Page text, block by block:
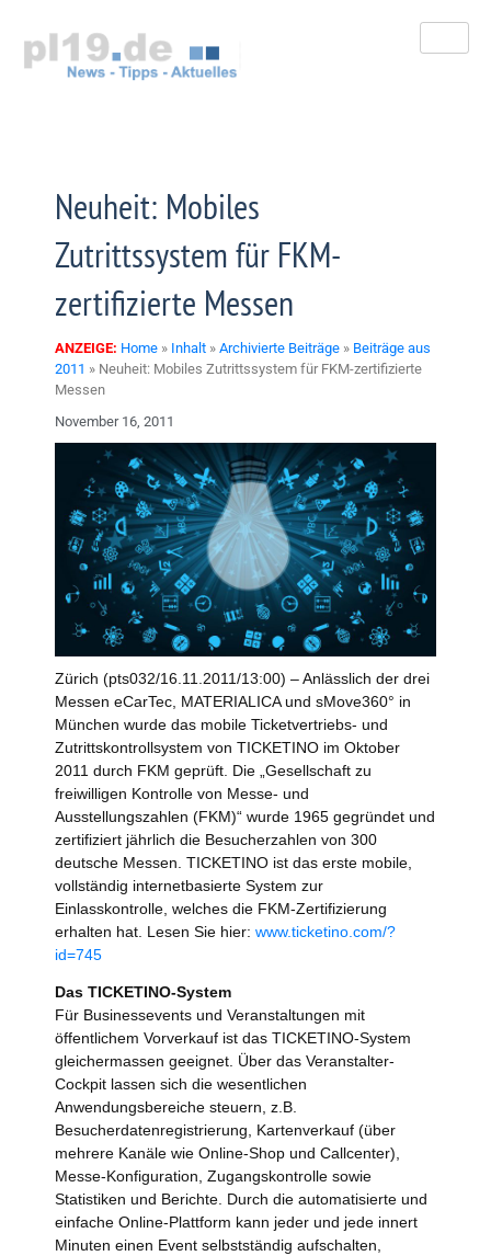
springen
Neuheit: Mobiles
Zutrittssystem für FKM-
zertifizierte Messen
ANZEIGE: Home » Inhalt » Archivierte Beiträge » Beiträge aus
2011 » Neuheit: Mobiles Zutrittssystem für FKM-zertifizierte
Messen
November 16, 2011
Zürich (pts032/16.11.2011/13:00) – Anlässlich der drei
Messen eCarTec, MATERIALICA und sMove360° in
München wurde das mobile Ticketvertriebs- und
Zutrittskontrollsystem von TICKETINO im Oktober
2011 durch FKM geprüft. Die „Gesellschaft zu
freiwilligen Kontrolle von Messe- und
Ausstellungszahlen (FKM)“ wurde 1965 gegründet und
zertifiziert jährlich die Besucherzahlen von 300
deutsche Messen. TICKETINO ist das erste mobile,
vollständig internetbasierte System zur
Einlasskontrolle, welches die FKM-Zertifizierung
erhalten hat. Lesen Sie hier: www.ticketino.com/?
id=745
Das TICKETINO-System
Für Businessevents und Veranstaltungen mit
öffentlichem Vorverkauf ist das TICKETINO-System
gleichermassen geeignet. Über das Veranstalter-
Cockpit lassen sich die wesentlichen
Anwendungsbereiche steuern, z.B.
Besucherdatenregistrierung, Kartenverkauf (über
mehrere Kanäle wie Online-Shop und Callcenter),
Messe-Konfiguration, Zugangskontrolle sowie
Statistiken und Berichte. Durch die automatisierte und
einfache Online-Plattform kann jeder und jede innert
Minuten einen Event selbstständig aufschalten,